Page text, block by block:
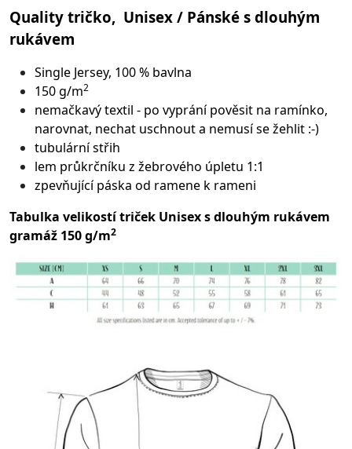
Quality tričko, Unisex / Pánské s dlouhým
rukávem
Single Jersey, 100 % bavlna
150 g/m2
nemačkavý textil - po vyprání pověsit na ramínko,
narovnat, nechat uschnout a nemusí se žehlit :-)
tubulární střih
lem průkrčníku z žebrového úpletu 1:1
zpevňující páska od ramene k rameni
Tabulka velikostí triček Unisex s dlouhým rukávem
gramáž 150 g/m2